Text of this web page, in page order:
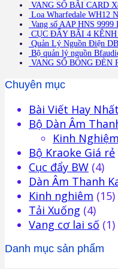
VANG SỐ BÃI CARD
Loa Wharfedale WH12
Vang số AAP HNS 9999
CỤC ĐẨY BÃI 4
Quản Lý Nguồn Điện
Bộ quản lý nguồn
VANG SỐ BÓNG ĐÈN
Chuyên mục
Bài Viết Hay Nhất
Bộ Dàn Âm
Kinh
Bộ Kraoke Giá rẻ
Cục đẩy BW (4)
Dàn Âm Thanh
Kinh nghiêm (15)
Tải Xuống (4)
Vang cơ lai số (1)
Danh mục sản phẩm